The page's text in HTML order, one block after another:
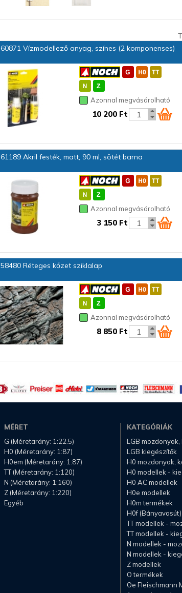
60871 Vízmodellező anyag, színes (2 komponenses)
Azonnal megvásárolható
10 200 Ft
61189 Akril festék, matt, 90 ml, sötét barna
Azonnal megvásárolható
3 150 Ft
58480 Réteges kőzet sziklalap
Azonnal megvásárolható
8 850 Ft
MÉRET
G (Méretarány: 1:22.5)
H0 (Méretarány: 1:87)
H0em (Méretarány: 1:87)
TT (Méretarány: 1:120)
N (Méretarány: 1:160)
Z (Méretarány: 1:220)
Egyéb
KATEGÓRIÁK
LGB mozdonyok,
LGB kiegészítők
H0 mozdonyok,
H0 modellek -
H0 AC modellek
H0e modellek
H0m termékek
H0f (Bányavasút)
TT modellek -
TT modellek -
N modellek -
N modellek -
Z modellek
O termékek
Oe Fleischmann